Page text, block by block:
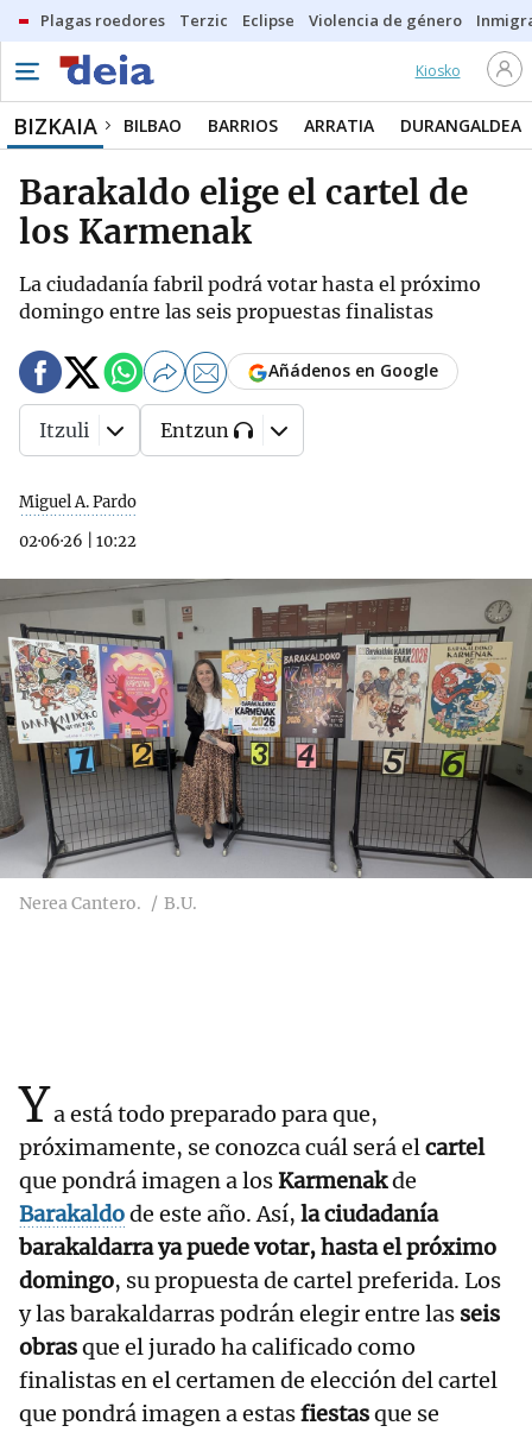
Plagas roedores Terzic Eclipse Violencia de género
Kiosko
BIZKAIA BILBAO BARRIOS ARRATIA DURANGALDEA
Barakaldo elige el cartel de
los Karmenak
La ciudadanía fabril podrá votar hasta el próximo
domingo entre las seis propuestas finalistas
Miguel A. Pardo
02·06·26
10:22
Añádenos en Google
Itzuli Entzun
Nerea Cantero. B.U.
Ya está todo preparado para que,
próximamente, se conozca cuál será elcartel
que pondrá imagen a losKarmenakde
Barakaldode este año. Así, la ciudadanía
barakaldarra ya puede votar, hasta el próximo
domingo, su propuesta de cartel preferida. Los
y las barakaldarras podrán elegir entre las seis
obrasque el jurado ha calificado como
finalistas en el certamen de elección del cartel
que pondrá imagen a estasfiestasque se